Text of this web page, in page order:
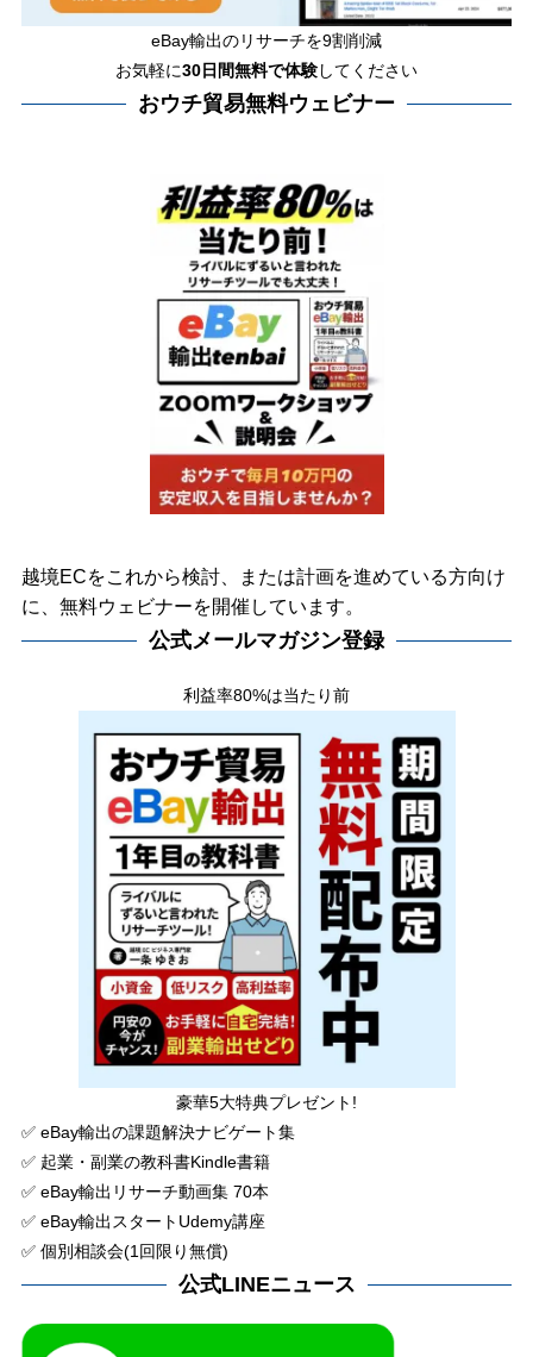
eBay輸出のリサーチを9割削減
お気軽に30日間無料で体験してください
おウチ貿易無料ウェビナー
越境ECをこれから検討、または計画を進めている方向け
に、無料ウェビナーを開催しています。
公式メールマガジン登録
利益率80%は当たり前
豪華5大特典プレゼント!
✅ eBay輸出の課題解決ナビゲート集
✅ 起業・副業の教科書Kindle書籍
✅ eBay輸出リサーチ動画集 70本
✅ eBay輸出スタートUdemy講座
✅ 個別相談会(1回限り無償)
公式LINEニュース